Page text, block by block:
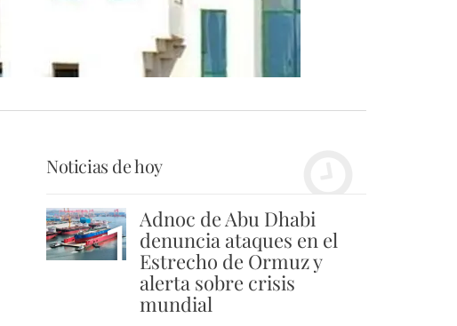
Noticias de hoy
1 Adnoc de Abu Dhabi
denuncia ataques en el
Estrecho de Ormuz y
alerta sobre crisis
mundial